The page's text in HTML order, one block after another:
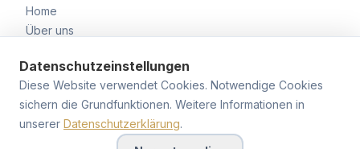
Home
Über uns
Immobilien
Kontakt
Datenschutzeinstellungen
Diese Website verwendet Cookies. Notwendige Cookies
sichern die Grundfunktionen. Weitere Informationen in
unserer Datenschutzerklärung.